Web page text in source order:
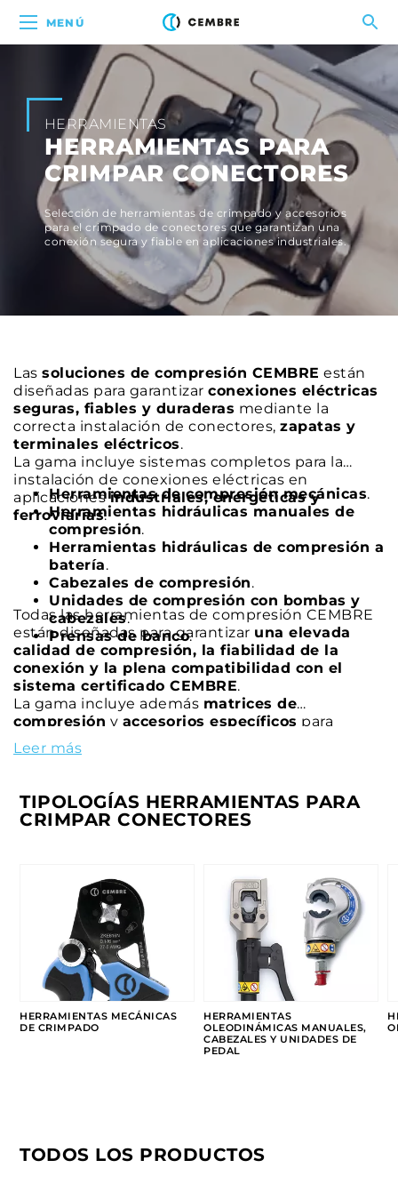
MENÚ
HERRAMIENTAS
HERRAMIENTAS PARA
CRIMPAR CONECTORES
Selección de herramientas de crimpado y accesorios
para el crimpado de conectores que garantizan una
conexión segura y fiable en aplicaciones industriales.
Las soluciones de compresión CEMBRE están
diseñadas para garantizar conexiones eléctricas
seguras, fiables y duraderas mediante la
correcta instalación de conectores, zapatas y
terminales eléctricos.
La gama incluye sistemas completos para la
instalación de conexiones eléctricas en
aplicacionesindustriales, energéticas y
ferroviarias:
Herramientas de compresión mecánicas.
Herramientas hidráulicas manuales de
compresión.
Herramientas hidráulicas de compresión a
batería.
Cabezales de compresión.
Unidades de compresión con bombas y
cabezales.
Prensas de banco.
Todas las herramientas de compresión CEMBRE
están diseñadas para garantizar una elevada
calidad de compresión, la fiabilidad de la
conexión y la plena compatibilidad con el
sistema certificado CEMBRE.
La gama incluye además matrices de
compresión y accesorios específicos para
completar cualquier sistema de compresión.
Leer más
TIPOLOGÍAS HERRAMIENTAS PARA
CRIMPAR CONECTORES
HERRAMIENTAS MECÁNICAS
DE CRIMPADO
HERRAMIENTAS
OLEODINÁMICAS MANUALES,
CABEZALES Y UNIDADES DE
PEDAL
TODOS LOS PRODUCTOS